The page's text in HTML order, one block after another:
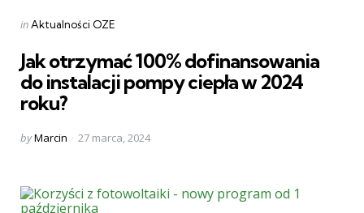
Categories
Posted
inAktualności OZE
Jak otrzymać 100% dofinansowania
do instalacji pompy ciepła w 2024
roku?
Posted
byMarcin 27 marca, 2024